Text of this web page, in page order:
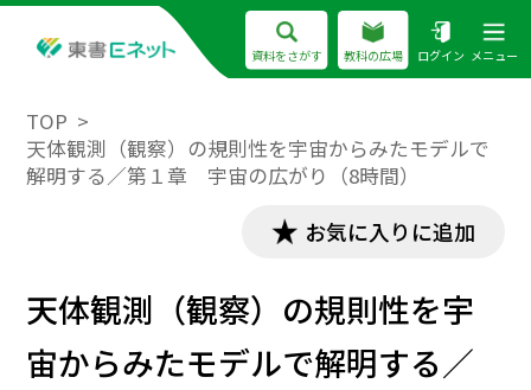
資料をさがす 教科の広場 ログイン メニュー
TOP
天体観測（観察）の規則性を宇宙からみたモデルで
解明する／第１章 宇宙の広がり（8時間）
お気に入りに追加
天体観測（観察）の規則性を宇
宙からみたモデルで解明する／